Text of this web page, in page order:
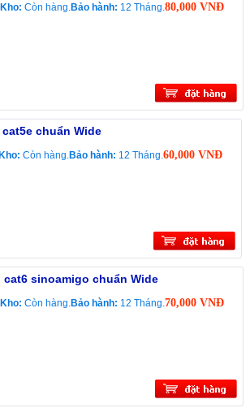
Kho: Còn hàng.Bảo hành: 12 Tháng.80,000 VNĐ
chuẩn Wide
Kho: Còn hàng.Bảo hành: 12 Tháng.60,000 VNĐ
cat6 sinoamigo chuẩn Wide
Kho: Còn hàng.Bảo hành: 12 Tháng.70,000 VNĐ